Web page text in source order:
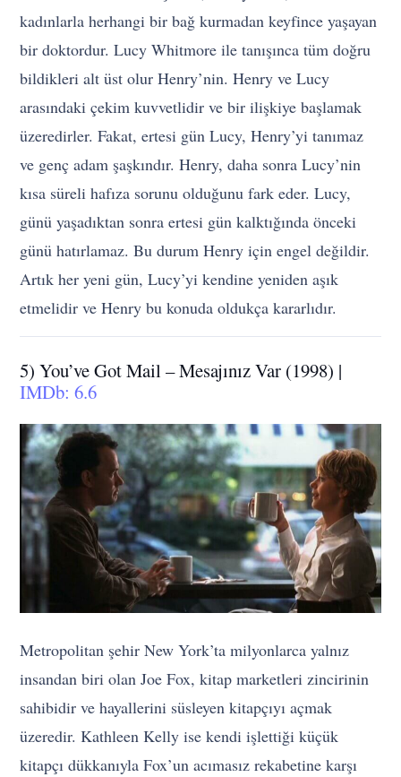
kadınlarla herhangi bir bağ kurmadan keyfince yaşayan
bir doktordur. Lucy Whitmore ile tanışınca tüm doğru
bildikleri alt üst olur Henry’nin. Henry ve Lucy
arasındaki çekim kuvvetlidir ve bir ilişkiye başlamak
üzeredirler. Fakat, ertesi gün Lucy, Henry’yi tanımaz
ve genç adam şaşkındır. Henry, daha sonra Lucy’nin
kısa süreli hafıza sorunu olduğunu fark eder. Lucy,
günü yaşadıktan sonra ertesi gün kalktığında önceki
günü hatırlamaz. Bu durum Henry için engel değildir.
Artık her yeni gün, Lucy’yi kendine yeniden aşık
etmelidir ve Henry bu konuda oldukça kararlıdır.
5) You’ve Got Mail – Mesajınız Var (1998) |
IMDb: 6.6
Metropolitan şehir New York’ta milyonlarca yalnız
insandan biri olan Joe Fox, kitap marketleri zincirinin
sahibidir ve hayallerini süsleyen kitapçıyı açmak
üzeredir. Kathleen Kelly ise kendi işlettiği küçük
kitapçı dükkanıyla Fox’un acımasız rekabetine karşı